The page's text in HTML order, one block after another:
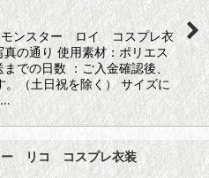
込む
モンスター ロイ コスプレ衣
の通り 使用素材：ポリエス
での日数 ：ご入金確認後、
（土日祝を除く） サイズに
ー リコ コスプレ衣装